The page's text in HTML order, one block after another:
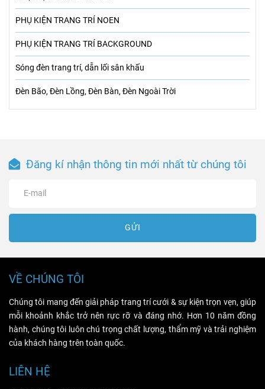
PHỤ KIỆN TRANG TRÍ NOEN
PHỤ KIỆN TRANG TRÍ BACKGROUND
Sóng đèn trang trí, dẫn lối sân khấu
Đèn Bão, Đèn Lồng, Đèn Bàn, Đèn Ngoài Trời
Đăng kí nhận thông tin mới nhất từ chúng tôi
GỬI
VỀ CHÚNG TÔI
Chúng tôi mang đến giải pháp trang trí cưới & sự kiện trọn vẹn, giúp
mỗi khoảnh khắc trở nên rực rỡ và đáng nhớ. Hơn 10 năm đồng
hành, chúng tôi luôn chú trọng chất lượng, thẩm mỹ và trải nghiệm
của khách hàng trên toàn quốc.
LIÊN HỆ